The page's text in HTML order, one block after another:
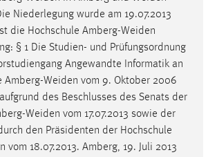
Niederlegung wurde am 19.07.2013
die Hochschule Amberg-Weiden
§ 1 Die Studien- und Prüfungsordnung
Angewandte Informatik an
Amberg-Weiden vom 9. Oktober 2006
des Beschlusses des Senats der
Weiden vom 17.07.2013 sowie der
den Präsidenten der Hochschule
vom 18.07.2013. Amberg, 19. Juli 2013